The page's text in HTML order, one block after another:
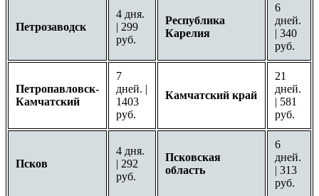
Петрозаводск
4 дня.
| 299
руб.
Республика
Карелия
6
дней.
| 340
руб.
Петропавловск-
Камчатский
7
дней. |
1403
руб.
Камчатский край
21
дней.
| 581
руб.
Псков
4 дня.
| 292
руб.
Псковская
область
6
дней.
| 313
руб.